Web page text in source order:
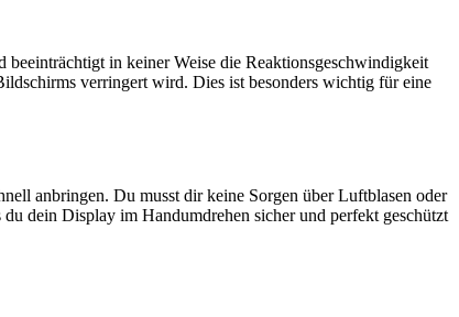
in keiner Weise die Reaktionsgeschwindigkeit
verringert wird. Dies ist besonders wichtig für eine
anbringen. Du musst dir keine Sorgen über Luftblasen oder
dein Display im Handumdrehen sicher und perfekt geschützt